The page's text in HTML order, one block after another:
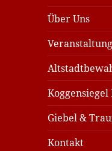
Über Uns
Koggensiegel
Giebel &
Kontakt